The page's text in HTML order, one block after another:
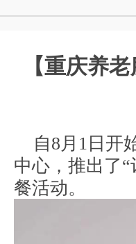
【重庆养
自8月1日开
中心，推出了
餐活动。